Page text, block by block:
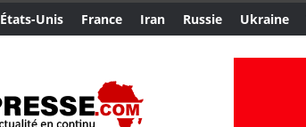
États-Unis France Iran Russie Ukraine